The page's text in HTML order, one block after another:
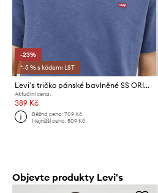
-23%
*-5 % s kódem: LST
Levi's tričko pánské bavlněné SS ORIGINAL HM TEE
Aktuální cena:
389 Kč
Běžná cena:709 Kč
Nejnižší cena:509 Kč
Objevte produkty Levi's